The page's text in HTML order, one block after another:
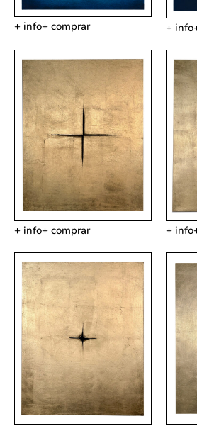
+ info+ comprar + info
+ info+ comprar + info